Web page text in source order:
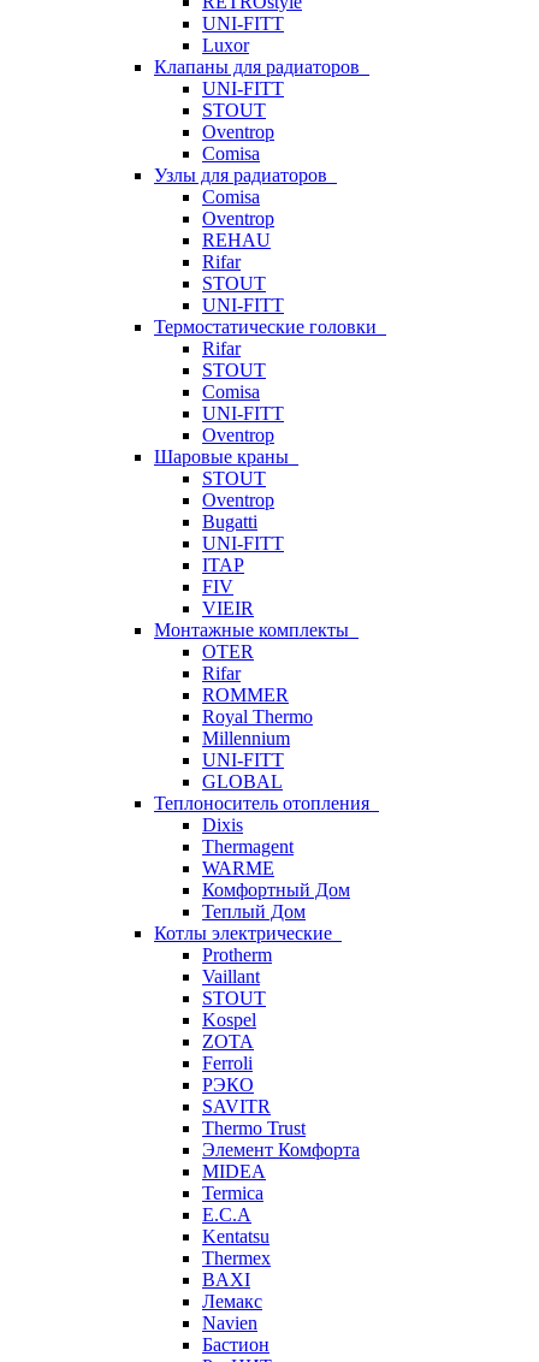
UNI-FITT
Luxor
Клапаны для радиаторов
UNI-FITT
STOUT
Oventrop
Comisa
Узлы для радиаторов
Comisa
Oventrop
REHAU
Rifar
STOUT
UNI-FITT
Термостатические головки
Rifar
STOUT
Comisa
UNI-FITT
Oventrop
Шаровые краны
STOUT
Oventrop
Bugatti
UNI-FITT
ITAP
FIV
VIEIR
Монтажные комплекты
OTER
Rifar
ROMMER
Royal Thermo
Millennium
UNI-FITT
GLOBAL
Теплоноситель отопления
Dixis
Thermagent
WARME
Комфортный Дом
Теплый Дом
Котлы электрические
Protherm
Vaillant
STOUT
Kospel
ZOTA
Ferroli
РЭКО
SAVITR
Thermo Trust
Элемент Комфорта
MIDEA
Termica
E.C.A
Kentatsu
Thermex
BAXI
Лемакс
Navien
Бастион